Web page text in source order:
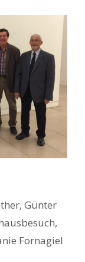
,Günter
,
Fornagiel